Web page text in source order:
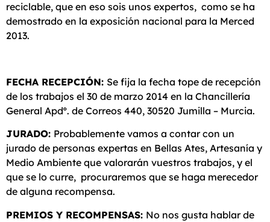
reciclable, que en eso sois unos expertos, como se ha
demostrado en la exposición nacional para la Merced
2013.
FECHA RECEPCIÓN: Se fija la fecha tope de recepción
de los trabajos el 30 de marzo 2014 en la Chancillería
General Apdº. de Correos 440, 30520 Jumilla – Murcia.
JURADO: Probablemente vamos a contar con un
jurado de personas expertas en Bellas Ates, Artesanía y
Medio Ambiente que valorarán vuestros trabajos, y el
que se lo curre, procuraremos que se haga merecedor
de alguna recompensa.
PREMIOS Y RECOMPENSAS: No nos gusta hablar de